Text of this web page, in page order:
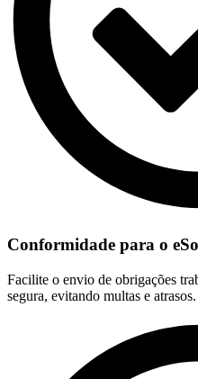
Conformidade para o
Facilite o envio de obrigações
segura, evitando multas e atrasos.